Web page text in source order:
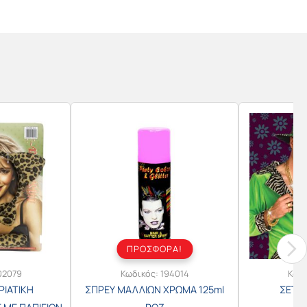
ΠΡΟΣΦΟΡΑ!
Κωδικός: 194014
ΣΠΡΕΥ ΜΑΛΛΙΩΝ ΧΡΩΜΑ 125ml
ΣΕΤ